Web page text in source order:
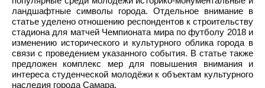
ландшафтные символы города. Отдельное внимание в
статье уделено отношению респондентов к строительству
стадиона для матчей Чемпионата мира по футболу 2018 и
изменению исторического и культурного облика города в
связи с проведением указанного события. В статье также
предложен комплекс мер для повышения внимания и
интереса студенческой молодёжи к объектам культурного
наследия города Самара.